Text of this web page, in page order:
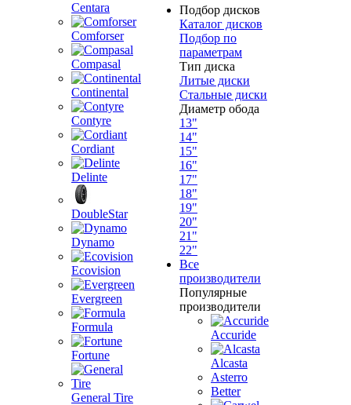
Centara
Comforser
Compasal
Continental
Contyre
Cordiant
Delinte
DoubleStar
Dynamo
Ecovision
Evergreen
Formula
Fortune
General Tire
Подбор дисков
Каталог дисков
Подбор по
параметрам
Тип диска
Литые диски
Стальные диски
Диаметр обода
13"
14"
15"
16"
17"
18"
19"
20"
21"
22"
Все
производители
Популярные
производители
Accuride
Alcasta
Asterro
Better